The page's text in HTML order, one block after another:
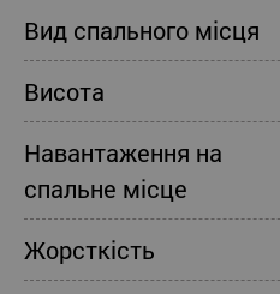
Вид спального місця
Висота
Навантаження на
спальне місце
Жорсткість